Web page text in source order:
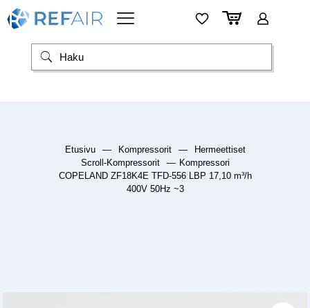
Etusivu — Kompressorit —
Hermeettiset
Scroll-Kompressorit
— Kompressori
COPELAND ZF18K4E TFD-556 LBP 17,10 m³/h
400V 50Hz ~3